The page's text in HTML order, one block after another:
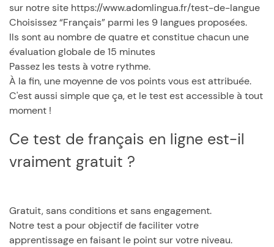
sur notre site https://www.adomlingua.fr/test-de-langue
Choisissez “Français” parmi les 9 langues proposées.
Ils sont au nombre de quatre et constitue chacun une
évaluation globale de 15 minutes
Passez les tests à votre rythme.
À la fin, une moyenne de vos points vous est attribuée.
C'est aussi simple que ça, et le test est accessible à tout
moment !
Ce test de français en ligne est-il
vraiment gratuit ?
Gratuit, sans conditions et sans engagement.
Notre test a pour objectif de faciliter votre
apprentissage en faisant le point sur votre niveau.